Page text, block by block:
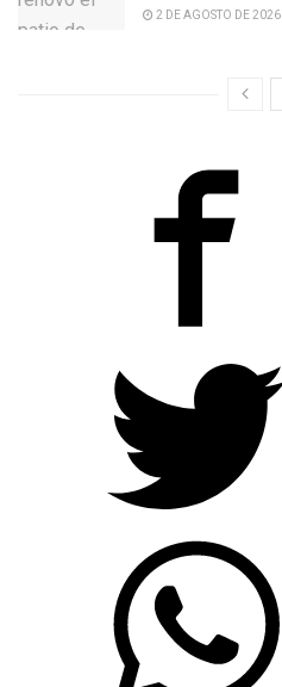
2 DE AGOSTO DE 2026